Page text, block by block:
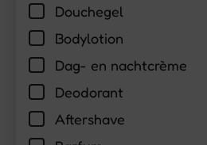
Douchegel
Bodylotion
Dag- en nachtcrème
Deodorant
Aftershave